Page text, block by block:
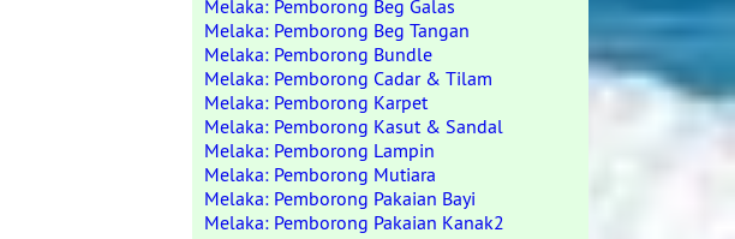
Melaka: Pemborong Beg Galas
Melaka: Pemborong Beg Tangan
Melaka: Pemborong Bundle
Melaka: Pemborong Cadar & Tilam
Melaka: Pemborong Karpet
Melaka: Pemborong Kasut & Sandal
Melaka: Pemborong Lampin
Melaka: Pemborong Mutiara
Melaka: Pemborong Pakaian Bayi
Melaka: Pemborong Pakaian Kanak2